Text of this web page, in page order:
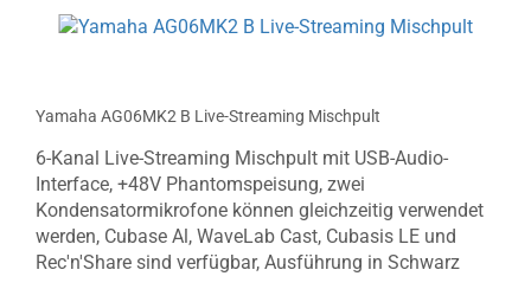
Yamaha AG06MK2 B Live-Streaming Mischpult
6-Kanal Live-Streaming Mischpult mit USB-Audio-
Interface, +48V Phantomspeisung, zwei
Kondensatormikrofone können gleichzeitig verwendet
werden, Cubase Al, WaveLab Cast, Cubasis LE und
Rec'n'Share sind verfügbar, Ausführung in Schwarz